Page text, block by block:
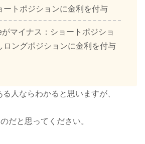
ートポジションに金利を付与
マイナス：ショートポジショ
ロングポジションに金利を付与
人ならわかると思いますが、
だと思ってください。